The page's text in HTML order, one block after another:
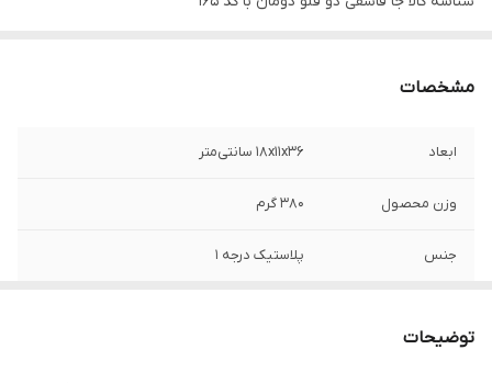
مشخصات
ابعاد ۱۸x۱۱x۳۶ سانتی‌متر
وزن محصول ۳۸۰ گرم
جنس پلاستیک درجه 1
توضیحات